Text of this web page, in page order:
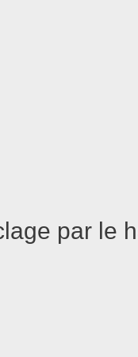
par le